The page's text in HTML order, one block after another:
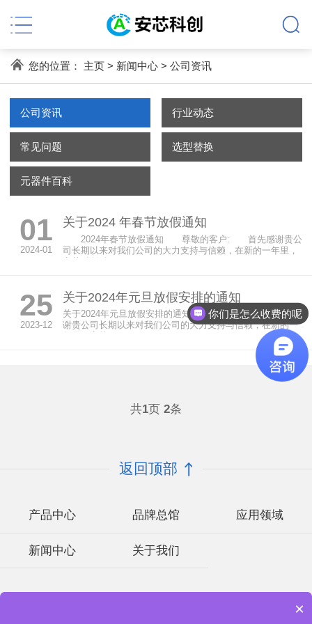
您的位置： 主页> 新闻中心> 公司资讯
公司资讯 行业动态
常见问题 选型替换
元器件百科
01
2024-01
关于2024 年春节放假通知
2024年春节放假通知 尊敬的客户: 首先感谢贵公
司长期以来对我们公司的大力支持与信赖，在新的一年里，
25
2023-12
关于2024年元旦放假安排的通知
关于2024年元旦放假安排的通知 尊敬的客户: 首先感
谢贵公司长期以来对我们公司的大力支持与信赖，在新的一
共1页 2条
返回顶部
产品中心 品牌总馆 应用领域
新闻中心 关于我们
你们是怎么收费的呢
×